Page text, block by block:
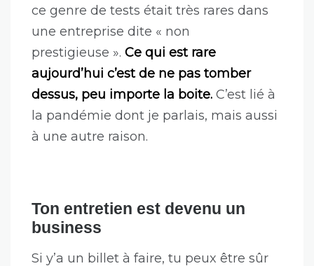
ce genre de tests était très rares dans
une entreprise dite « non
prestigieuse ». Ce qui est rare
aujourd’hui c’est de ne pas tomber
dessus, peu importe la boite. C’est lié à
la pandémie dont je parlais, mais aussi
à une autre raison.
Ton entretien est devenu un
business
Si y’a un billet à faire, tu peux être sûr